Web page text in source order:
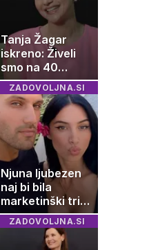
Tanja Žagar
iskreno: Živeli
smo na 40
kvadratih, a
imela sem vse,
kar otrok
potrebuje
ZADOVOLJNA.SI
Njuna ljubezen
naj bi bila
marketinški trik,
tako se odzivata
na govorice
ZADOVOLJNA.SI